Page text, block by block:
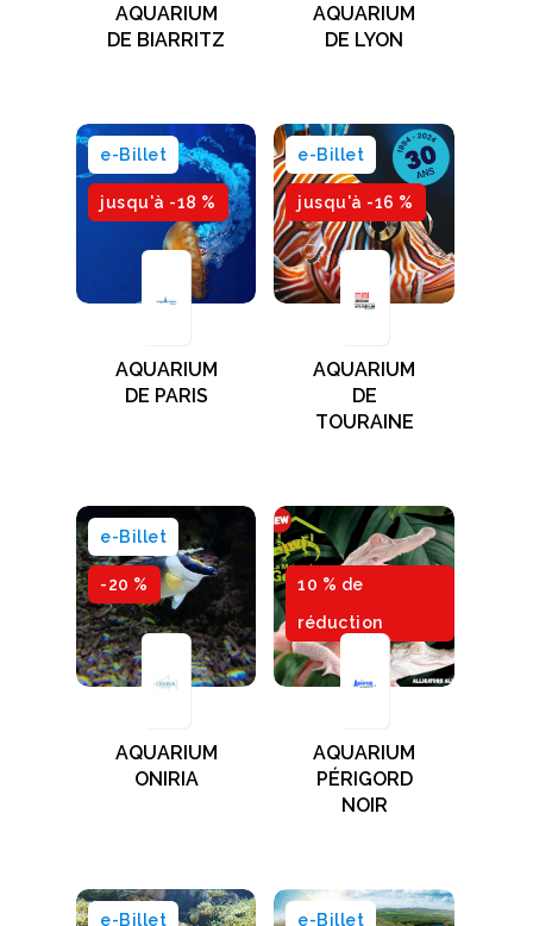
AQUARIUM
DE BIARRITZ
AQUARIUM
DE LYON
jusqu'à -18 %
e-Billet
AQUARIUM
DE PARIS
jusqu'à -16 %
e-Billet
AQUARIUM
DE
TOURAINE
-20 %
e-Billet
AQUARIUM
ONIRIA
10 % de
réduction
AQUARIUM
PÉRIGORD
NOIR
e-Billet e-Billet